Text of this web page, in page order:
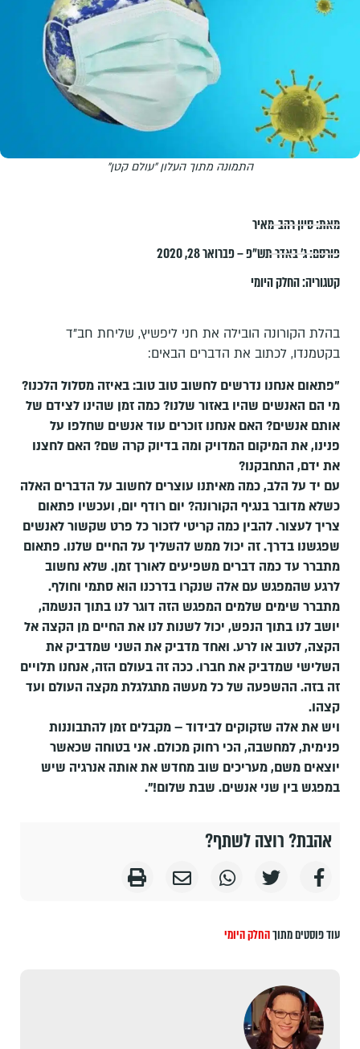
התמונה מתוך העלון "עולם קטן"
מאת:סיון רהב-מאיר
פורסם:ג׳ באדר תש״פ – פברואר 28, 2020
קטגוריה:החלק היומי
בהלת הקורונה הובילה את חני ליפשיץ, שליחת חב"ד
בקטמנדו, לכתוב את הדברים הבאים:
"פתאום אנחנו נדרשים לחשוב טוב טוב: באיזה מסלול הלכנו?
מי הם האנשים שהיו באזור שלנו? כמה זמן שהינו לצידם של
אותם אנשים? האם אנחנו זוכרים עוד אנשים שחלפו על
פנינו, את המיקום המדויק ומה בדיוק קרה שם? האם לחצנו
את ידם, התחבקנו?
עם יד על הלב, כמה מאיתנו עוצרים לחשוב על הדברים האלה
כשלא מדובר בנגיף הקורונה? יום רודף יום, ועכשיו פתאום
צריך לעצור. להבין כמה קריטי לזכור כל פרט שקשור לאנשים
שפגשנו בדרך. זה יכול ממש להשליך על החיים שלנו. פתאום
מתברר עד כמה דברים משפיעים לאורך זמן. שלא נחשוב
לרגע שהמפגש עם אלה שנקרו בדרכנו הוא סתמי וחולף.
מתברר שימים שלמים המפגש הזה דוגר לנו בתוך הנשמה,
יושב לנו בתוך הנפש, יכול לשנות לנו את החיים מן הקצה אל
הקצה, לטוב או לרע. ואחד מדביק את השני שמדביק את
השלישי שמדביק את חברו. ככה זה בעולם הזה, אנחנו תלויים
זה בזה. ההשפעה של כל מעשה מתגלגלת מקצה העולם ועד
קצהו.
ויש את אלה שזקוקים לבידוד – מקבלים זמן להתבוננות
פנימית, למחשבה, הכי רחוק מכולם. אני בטוחה שכאשר
יוצאים משם, מעריכים שוב מחדש את אותה אנרגיה שיש
במפגש בין שני אנשים. שבת שלום!".
אהבת? רוצה לשתף?
עוד פוסטים מתוךהחלק היומי